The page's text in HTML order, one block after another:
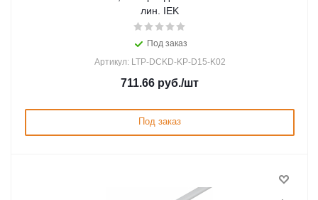
лин. IEK
Под заказ
Артикул: LTP-DCKD-KP-D15-K02
711.66 руб./шт
Под заказ